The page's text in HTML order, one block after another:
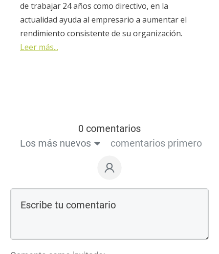
de trabajar 24 años como directivo, en la
actualidad ayuda al empresario a aumentar el
rendimiento consistente de su organización.
Leer más...
0 comentarios
Los más nuevos
comentarios primero